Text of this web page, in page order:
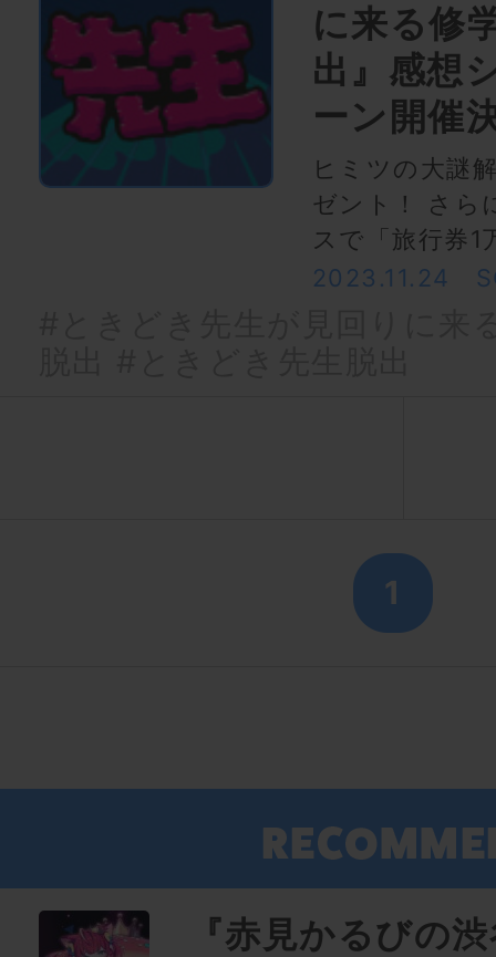
に来る修
出』感想
ーン開催
ヒミツの大謎
ゼント！ さら
スで「旅行券1
2023.11.24
1
『赤見かるびの